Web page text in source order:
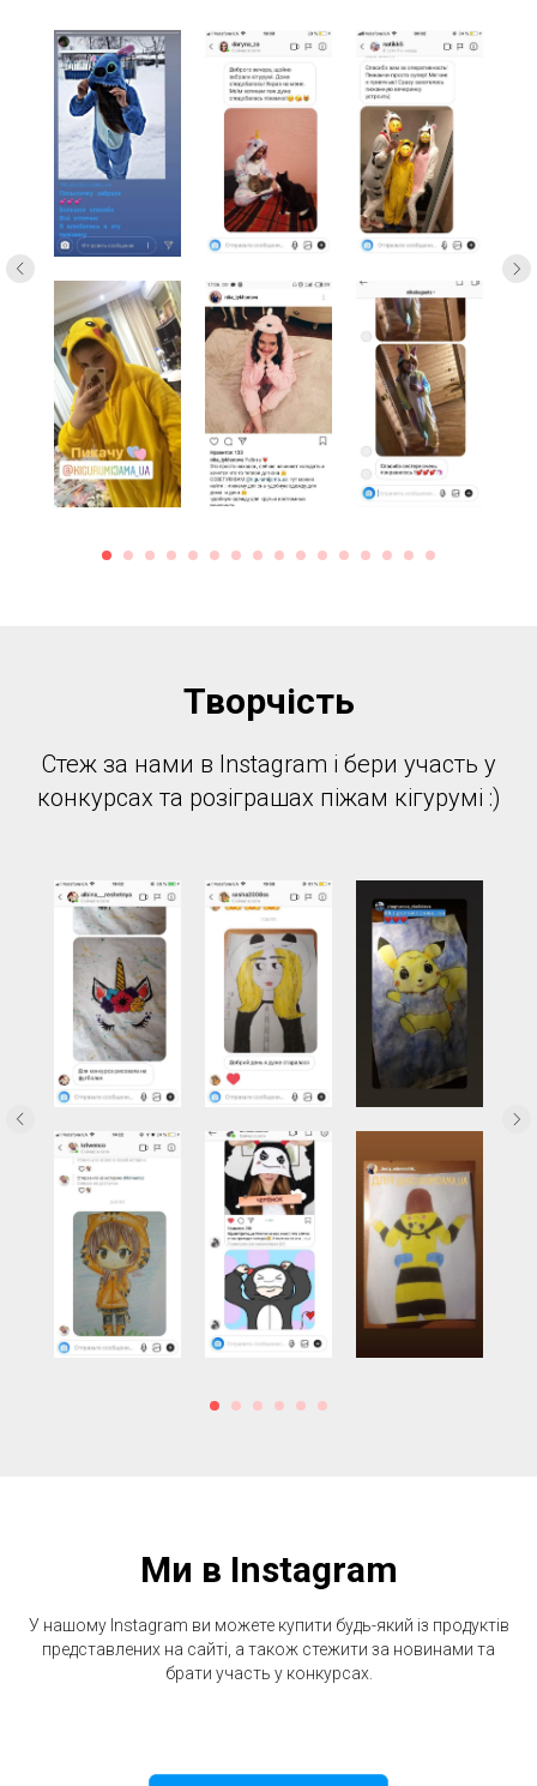
Творчість
Стеж за нами в Instagram і бери участь у
конкурсах та розіграшах піжам кігурумі :)
Ми в Instagram
У нашому Instagram ви можете купити будь-який із продуктів
представлених на сайті, а також стежити за новинами та
брати участь у конкурсах.